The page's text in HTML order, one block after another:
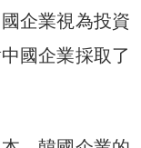
企業視為投資
國企業採取了